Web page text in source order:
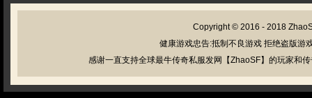
Copyright © 2016 - 2018
健康游戏忠告:抵制不良游戏 拒绝盗版游
感谢一直支持全球最牛传奇私服发网【ZhaoSF】的玩家和